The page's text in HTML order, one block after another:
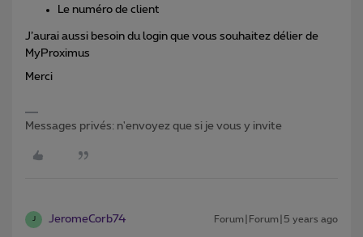
Le numéro de client
J’aurai aussi besoin du login que vous souhaitez délier de
MyProximus
Merci
Messages privés: n'envoyez que si je vous y invite
J JeromeCorb74 Forum|Forum|5 years ago